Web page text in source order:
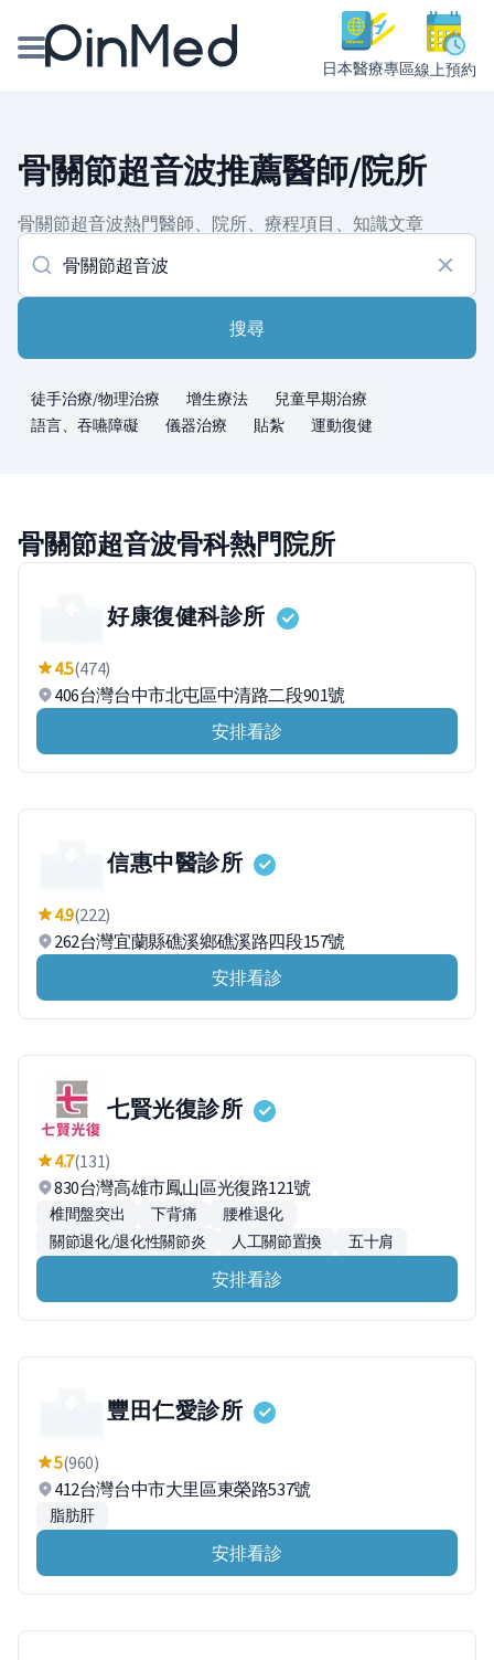
日本醫療專區線上預約
醫師專欄專訪
健康主題館
我是醫療人員
骨關節超音波推薦醫師/院所
骨關節超音波熱門醫師、院所、療程項目、知識文章
搜尋
徒手治療/物理治療 增生療法
兒童早期治療
語言、吞嚥障礙
儀器治療 貼紮 運動復健
骨關節超音波骨科熱門院所
好康復健科診所
4.5(474)
406台灣台中市北屯區中清路二段901號
安排看診
信惠中醫診所
4.9(222)
262台灣宜蘭縣礁溪鄉礁溪路四段157號
安排看診
七賢光復診所
4.7(131)
830台灣高雄市鳳山區光復路121號
椎間盤突出 下背痛
腰椎退化
關節退化/退化性關節炎
人工關節置換 五十肩
安排看診
豐田仁愛診所
5(960)
412台灣台中市大里區東榮路537號
脂肪肝
安排看診